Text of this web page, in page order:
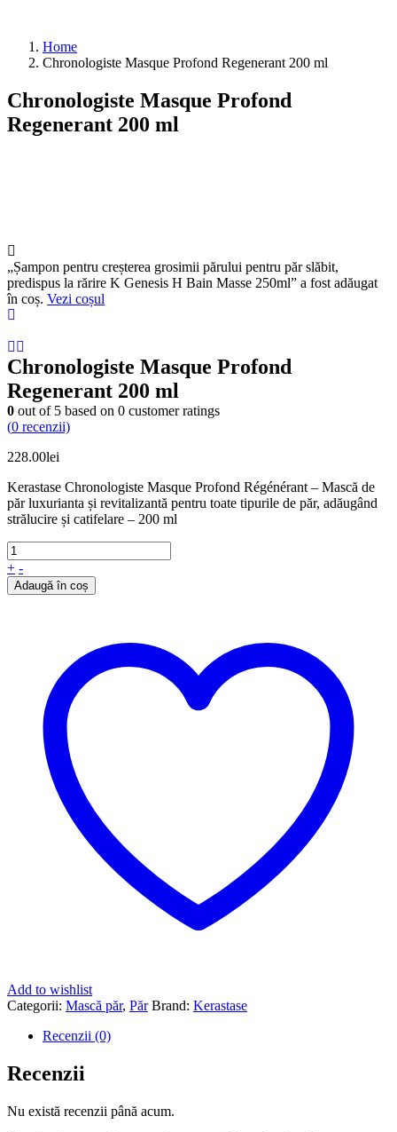
Home
Chronologiste Masque Profond Regenerant 200 ml
Chronologiste Masque Profond
Regenerant 200 ml
„Șampon pentru creșterea grosimii părului pentru păr slăbit,
predispus la rărire K Genesis H Bain Masse 250ml” a fost adăugat
în coș. Vezi coșul
Chronologiste Masque Profond
Regenerant 200 ml
0 out of 5 based on 0 customer ratings
(0 recenzii)
228.00lei
Kerastase Chronologiste Masque Profond Régénérant – Mască de
păr luxurianta și revitalizantă pentru toate tipurile de păr, adăugând
strălucire și catifelare – 200 ml
+ -
Adaugă în coș
Add to wishlist
Categorii: Mască păr, Păr Brand: Kerastase
Recenzii (0)
Recenzii
Nu există recenzii până acum.